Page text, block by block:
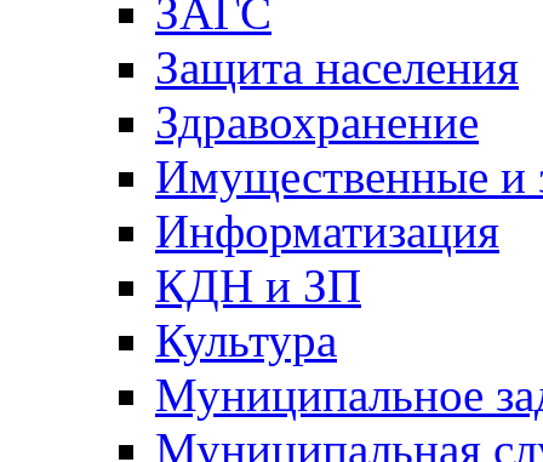
ЗАГС
Защита населения
Здравохранение
Имущественные и
Информатизация
КДН и ЗП
Культура
Муниципальное
Муниципальная